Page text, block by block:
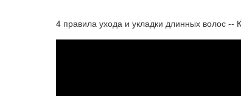
4 правила ухода и укладки длинных волос